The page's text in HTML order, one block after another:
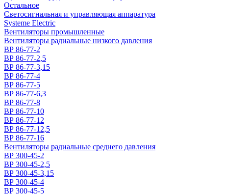
Остальное
Светосигнальная и управляющая аппаратура
Systeme Electric
Вентиляторы промышленные
Вентиляторы радиальные низкого давления
ВР 86-77-2
ВР 86-77-2,5
ВР 86-77-3,15
ВР 86-77-4
ВР 86-77-5
ВР 86-77-6,3
ВР 86-77-8
ВР 86-77-10
ВР 86-77-12
ВР 86-77-12,5
ВР 86-77-16
Вентиляторы радиальные среднего давления
ВР 300-45-2
ВР 300-45-2,5
ВР 300-45-3,15
ВР 300-45-4
ВР 300-45-5